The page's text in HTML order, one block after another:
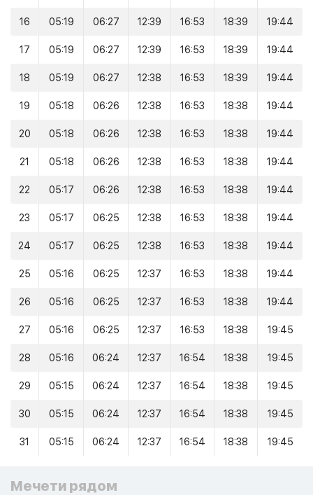
16 05:19 06:27 12:39 16:53 18:39 19:44
17 05:19 06:27 12:39 16:53 18:39 19:44
18 05:19 06:27 12:38 16:53 18:39 19:44
19 05:18 06:26 12:38 16:53 18:38 19:44
20 05:18 06:26 12:38 16:53 18:38 19:44
21 05:18 06:26 12:38 16:53 18:38 19:44
22 05:17 06:26 12:38 16:53 18:38 19:44
23 05:17 06:25 12:38 16:53 18:38 19:44
24 05:17 06:25 12:38 16:53 18:38 19:44
25 05:16 06:25 12:37 16:53 18:38 19:44
26 05:16 06:25 12:37 16:53 18:38 19:44
27 05:16 06:25 12:37 16:53 18:38 19:45
28 05:16 06:24 12:37 16:54 18:38 19:45
29 05:15 06:24 12:37 16:54 18:38 19:45
30 05:15 06:24 12:37 16:54 18:38 19:45
31 05:15 06:24 12:37 16:54 18:38 19:45
Мечети рядом